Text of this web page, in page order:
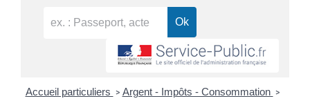
Accueil particuliers > Argent - Impôts - Consommation >